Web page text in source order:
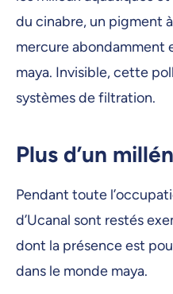
du cinabre, un pigment
mercure abondamment
maya. Invisible, cette
systèmes de filtration.
Plus d’un
Pendant toute
d’Ucanal sont restés
dont la présence est
dans le monde maya.